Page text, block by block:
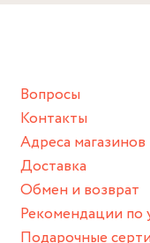
Снимайте ваше
спортивный
Храните изделие
Для надежного
нашей фирменной
Пожалуйста,
пока не носите
Вопросы
Контакты
Адреса магазинов
Доставка
Обмен и возврат
Рекомендации по
Подарочные